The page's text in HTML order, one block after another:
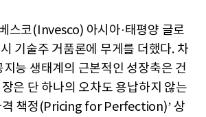
스코(Invesco) 아시아·태평양 글로
기술주 거품론에 무게를 더했다. 차
능 생태계의 근본적인 성장축은 건
은 단 하나의 오차도 용납하지 않는
격 책정(Pricing for Perfection)’ 상